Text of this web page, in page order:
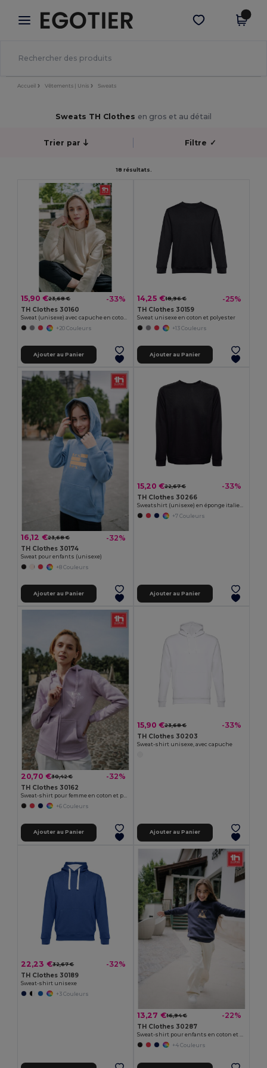
× Appli Egotier
Meilleurs prix sur l’app !
Obtenir l'appli
Accueil Vêtements | Unis Sweats
Sweats TH Clothes en gros et au détail
Trier par Filtre ✓
18 résultats.
15,90 €23,68 € -33%
TH Clothes 30160
Sweat (unisexe) avec capuche en coton et polyester
+20 Couleurs
Ajouter au Panier
14,25 €18,96 € -25%
TH Clothes 30159
Sweat unisexe en coton et polyester
+13 Couleurs
Ajouter au Panier
16,12 €23,68 € -32%
TH Clothes 30174
Sweat pour enfants (unisexe)
+8 Couleurs
Ajouter au Panier
15,20 €22,67 € -33%
TH Clothes 30266
+7 Couleurs
Ajouter au Panier
20,70 €30,42 € -32%
TH Clothes 30162
+6 Couleurs
Ajouter au Panier
15,90 €23,68 € -33%
TH Clothes 30203
Sweat-shirt unisexe, avec capuche
Ajouter au Panier
22,23 €32,67 € -32%
TH Clothes 30189
Sweat-shirt unisexe
+3 Couleurs
13,27 €16,94 € -22%
TH Clothes 30287
+4 Couleurs